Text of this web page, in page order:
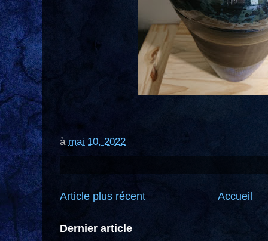
à mai 10, 2022
Article plus récent Accueil
Dernier article